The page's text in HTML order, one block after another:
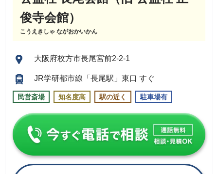
俊寺会館）
こうえきしゃ ながおかいかん
大阪府枚方市長尾宮前2-2-1
JR学研都市線「長尾駅」東口 すぐ
民営斎場 知名度高 駅の近く 駐車場有